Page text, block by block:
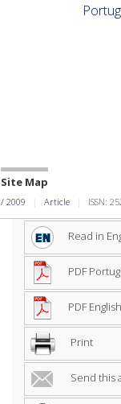
Site Map
/ 2009 Article ISSN:
Read in
PDF
PDF English
Print
Send this